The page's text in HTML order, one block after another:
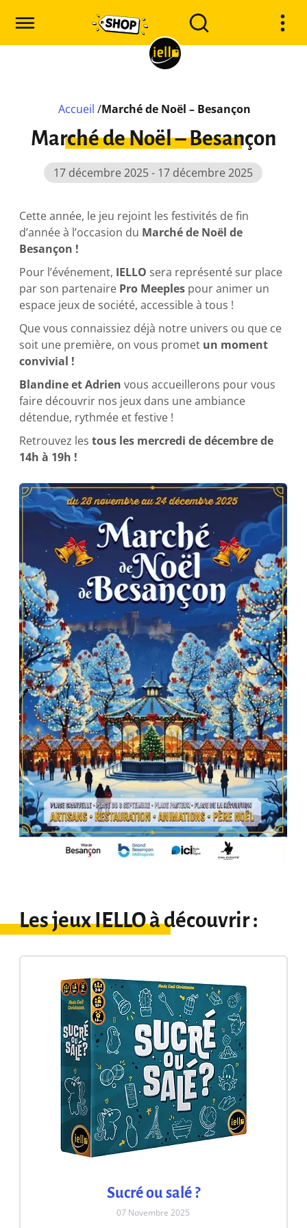
Accueil /Marché de Noël – Besançon
Marché de Noël – Besançon
17 décembre 2025 - 17 décembre 2025
Cette année, le jeu rejoint les festivités de fin
d’année à l’occasion du Marché de Noël de
Besançon !
Pour l’événement, IELLO sera représenté sur place
par son partenaire Pro Meeples pour animer un
espace jeux de société, accessible à tous !
Que vous connaissiez déjà notre univers ou que ce
soit une première, on vous promet un moment
convivial !
Blandine et Adrienvous accueillerons pour vous
faire découvrir nos jeux dans une ambiance
détendue, rythmée et festive !
Retrouvez lestous les mercredi de décembre de
14h à 19h !
Les jeux IELLO à découvrir :
Sucré ou salé ?
07 Novembre 2025